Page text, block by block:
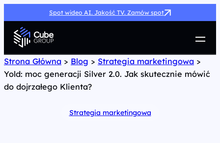
Spot wideo AI. Jakość TV. Zamów spot
Usługi
Jak możemy pomóc
Case Study
Strona Główna > Blog > Strategia marketingowa >
Yold: moc generacji Silver 2.0. Jak skutecznie mówić
do dojrzałego Klienta?
Strategia marketingowa